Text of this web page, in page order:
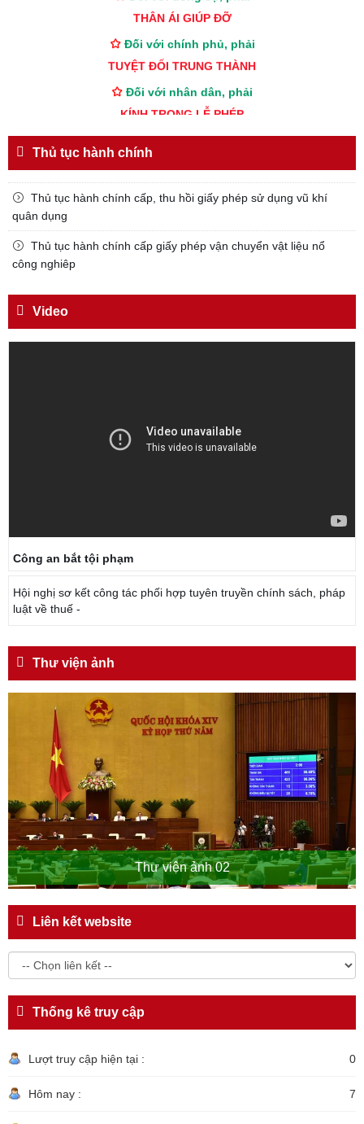
THÂN ÁI GIÚP ĐỠ
Đối với chính phủ, phải
TUYỆT ĐỐI TRUNG THÀNH
Đối với nhân dân, phải
KÍNH TRỌNG LỄ PHÉP
Đối với công việc, phải
Đối với địch, phải
CƯƠNG QUYẾT, KHÔN KHÉO
Trích thư Chủ tịch Hồ Chí Minh
gửi Công an Khu XII,
Thủ tục hành chính
Thủ tục hành chính cấp, thu hồi giấy phép sử dụng vũ khí
quân dụng
Thủ tục hành chính cấp giấy phép vận chuyển vật liệu nổ
công nghiêp
Video
Công an bắt tội phạm
Hội nghị sơ kết công tác phối hợp tuyên truyền chính sách, pháp
luật về thuế -
Thư viện ảnh
Thư viện ảnh 02
Liên kết website
Thống kê truy cập
Lượt truy cập hiện tại : 0
Hôm nay : 7